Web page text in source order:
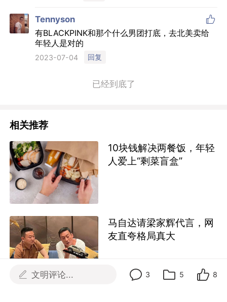
Tennyson 
有BLACKPINK和那个什么男团打底，去北美卖给
年轻人是对的
2023-07-04 回复
已经到底了
相关推荐
10块钱解决两餐饭，年轻
人爱上“剩菜盲盒”
马自达请梁家辉代言，网
友直夸格局真大
文明评论... 3 5 8